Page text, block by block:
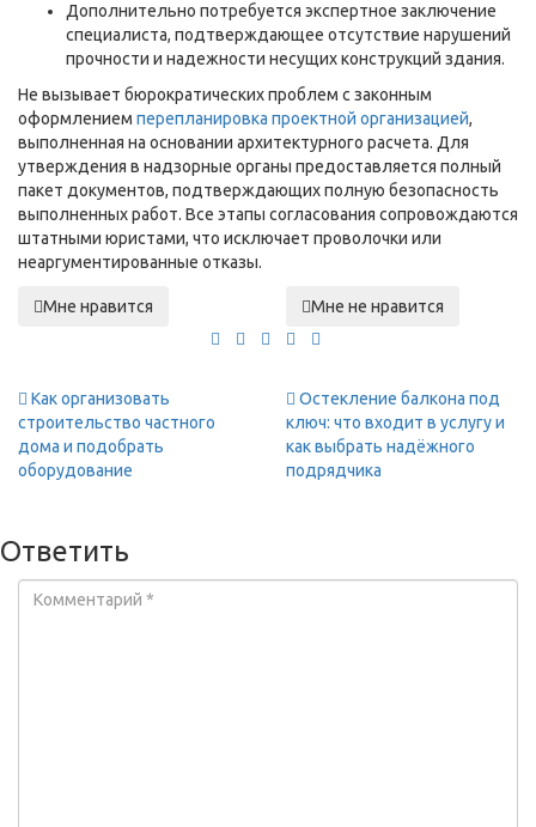
Дополнительно потребуется экспертное заключение
специалиста, подтверждающее отсутствие нарушений
прочности и надежности несущих конструкций здания.
Не вызывает бюрократических проблем с законным
оформлением перепланировка проектной организацией,
выполненная на основании архитектурного расчета. Для
утверждения в надзорные органы предоставляется полный
пакет документов, подтверждающих полную безопасность
выполненных работ. Все этапы согласования сопровождаются
штатными юристами, что исключает проволочки или
неаргументированные отказы.
Мне нравится Мне не нравится
Как организовать
строительство частного
дома и подобрать
оборудование
Остекление балкона под
ключ: что входит в услугу и
как выбрать надёжного
подрядчика
Ответить